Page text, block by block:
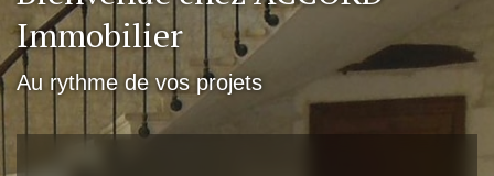
Locations
Estimation
Gestion locative
Immobilier
Au rythme de vos projets